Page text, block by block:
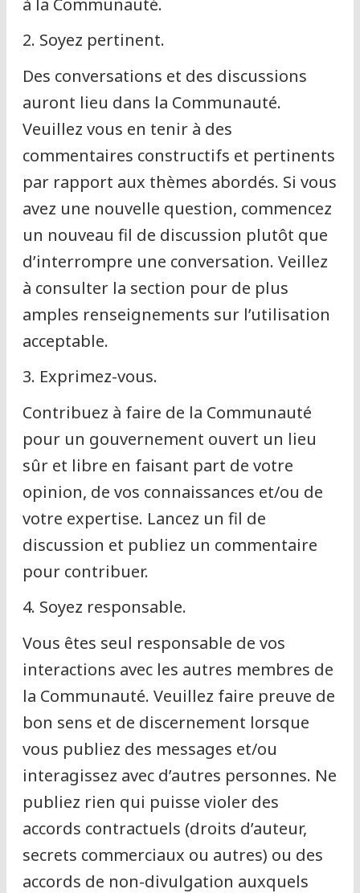
2. Soyez pertinent.
Des conversations et des discussions
auront lieu dans la Communauté.
Veuillez vous en tenir à des
commentaires constructifs et pertinents
par rapport aux thèmes abordés. Si vous
avez une nouvelle question, commencez
un nouveau fil de discussion plutôt que
d’interrompre une conversation. Veillez
à consulter la section pour de plus
amples renseignements sur l’utilisation
acceptable.
3. Exprimez-vous.
Contribuez à faire de la Communauté
pour un gouvernement ouvert un lieu
sûr et libre en faisant part de votre
opinion, de vos connaissances et/ou de
votre expertise. Lancez un fil de
discussion et publiez un commentaire
pour contribuer.
4. Soyez responsable.
Vous êtes seul responsable de vos
interactions avec les autres membres de
la Communauté. Veuillez faire preuve de
bon sens et de discernement lorsque
vous publiez des messages et/ou
interagissez avec d’autres personnes. Ne
publiez rien qui puisse violer des
accords contractuels (droits d’auteur,
secrets commerciaux ou autres) ou des
accords de non-divulgation auxquels